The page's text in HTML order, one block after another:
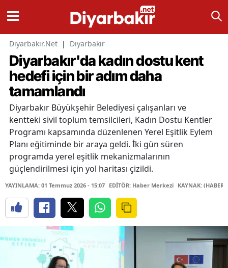
Diyarbakir.Net | Diyarbakır
Diyarbakır'da kadın dostu kent
hedefi için bir adım daha
tamamlandı
Diyarbakır Büyükşehir Belediyesi çalışanları ve
kentteki sivil toplum temsilcileri, Kadın Dostu Kentler
Programı kapsamında düzenlenen Yerel Eşitlik Eylem
Planı eğitiminde bir araya geldi. İki gün süren
programda yerel eşitlik mekanizmalarının
güçlendirilmesi için yol haritası çizildi.
YAYINLAMA: 01 Temmuz 2026 - 15:07 EDİTÖR: Haber Merkezi KAYNAK: (HABER